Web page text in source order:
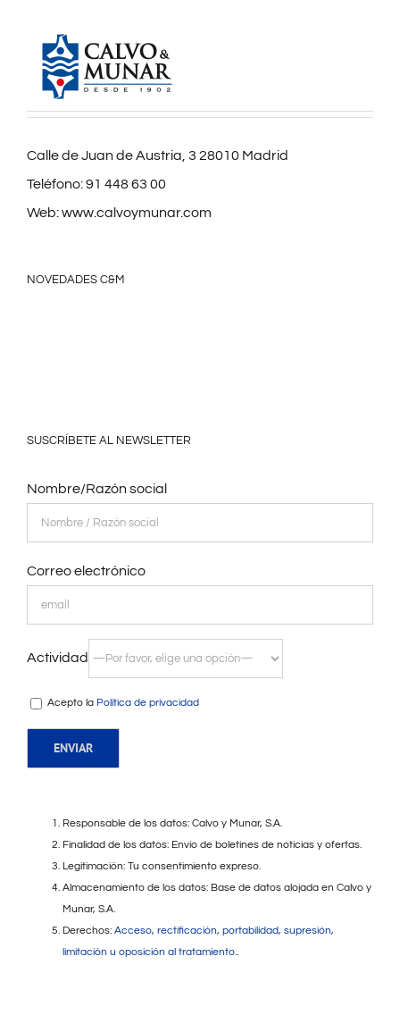
Calle de Juan de Austria, 3 28010 Madrid
Teléfono:91 448 63 00
Web:www.calvoymunar.com
NOVEDADES C&M
SUSCRÍBETE AL NEWSLETTER
Nombre/Razón social
Correo electrónico
Actividad
Acepto la Política de privacidad
Responsable de los datos: Calvo y Munar, S.A.
Finalidad de los datos: Envío de boletines de noticias y ofertas.
Legitimación: Tu consentimiento expreso.
Almacenamiento de los datos: Base de datos alojada en Calvo y
Munar, S.A.
Derechos: Acceso, rectificación, portabilidad, supresión,
limitación u oposición al tratamiento..